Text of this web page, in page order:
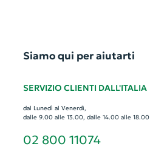
Siamo qui per aiutarti
SERVIZIO CLIENTI DALL'ITALIA
dal Lunedì al Venerdì,
dalle 9.00 alle 13.00, dalle 14.00 alle 18.00
02 800 11074